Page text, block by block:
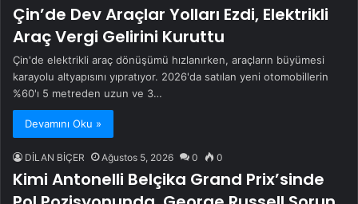
Çin’de Dev Araçlar Yolları Ezdi, Elektrikli
Araç Vergi Gelirini Kuruttu
Çin'de elektrikli araç dönüşümü hızlanırken, araçların büyümesi
karayolu altyapısını yıpratıyor. 2026'da satılan yeni otomobillerin
%60'ı 5 metreden uzun ve 3…
Devamını Oku »
DİLAN BİÇER Ağustos 5, 2026 0 0
Kimi Antonelli Belçika Grand Prix’sinde